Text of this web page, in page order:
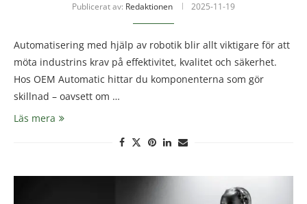
Publicerat av: Redaktionen 2025-11-19
Automatisering med hjälp av robotik blir allt viktigare för att
möta industrins krav på effektivitet, kvalitet och säkerhet.
Hos OEM Automatic hittar du komponenterna som gör
skillnad – oavsett om …
Läs mera